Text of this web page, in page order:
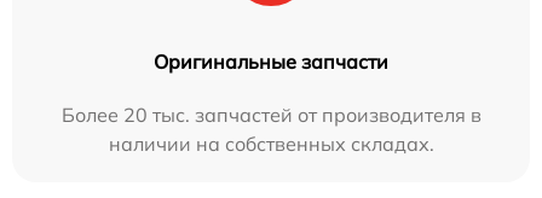
Оригинальные запчасти
Более 20 тыс. запчастей от производителя в
наличии на собственных складах.